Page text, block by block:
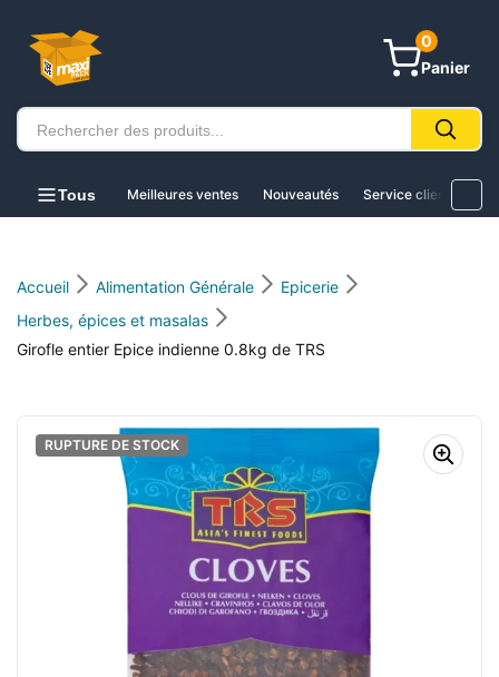
contenu
0
Panier
Tous Meilleures ventes Nouveautés Service client
Accueil Alimentation Générale
Epicerie
Herbes, épices et masalas
Girofle entier Epice indienne 0.8kg de TRS
RUPTURE DE STOCK